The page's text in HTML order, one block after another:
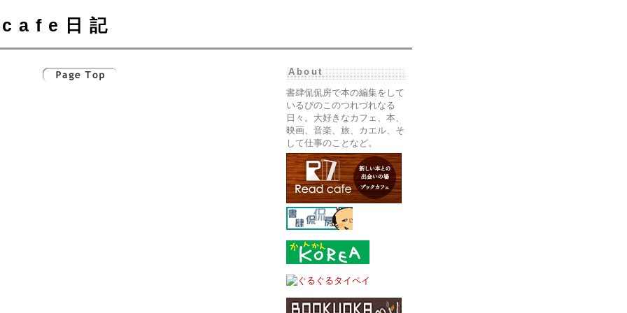
cafe日記
About
書肆侃侃房で本の編集をして
いるぴのこのつれづれなる
日々。大好きなカフェ、本、
映画、音楽、旅、カエル、そ
して仕事のことなど。